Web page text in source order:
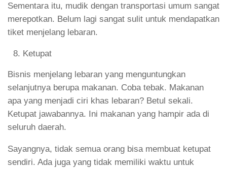
Sementara itu, mudik dengan transportasi umum sangat
merepotkan. Belum lagi sangat sulit untuk mendapatkan
tiket menjelang lebaran.
Ketupat
Bisnis menjelang lebaran yang menguntungkan
selanjutnya berupa makanan. Coba tebak. Makanan
apa yang menjadi ciri khas lebaran? Betul sekali.
Ketupat jawabannya. Ini makanan yang hampir ada di
seluruh daerah.
Sayangnya, tidak semua orang bisa membuat ketupat
sendiri. Ada juga yang tidak memiliki waktu untuk